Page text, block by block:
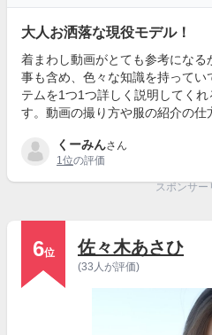
大人お洒落な現役モデル！
着まわし動画がとても参考になる
事も含め、色々な知識を持ってい
テムを1つ1つ詳しく説明してく
す。動画の撮り方や服の紹介の仕
くーみんさん
1位の評価
スポンサー
6位 佐々木あさひ
(33人が評価)